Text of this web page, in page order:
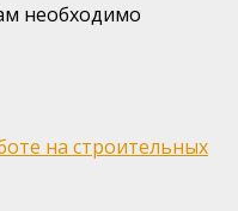
необходимо
на строительных